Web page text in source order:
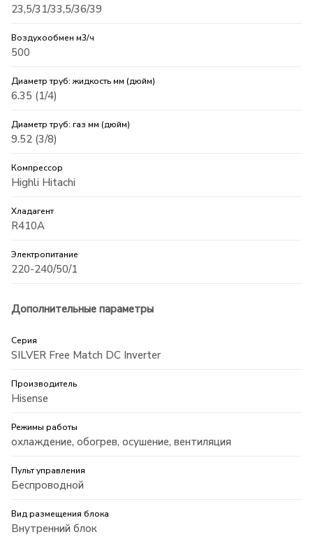
23,5/31/33,5/36/39
Воздухообмен м3/ч
500
Диаметр труб: жидкость мм (дюйм)
6.35 (1/4)
Диаметр труб: газ мм (дюйм)
9.52 (3/8)
Компрессор
Highli Hitachi
Хладагент
R410A
Электропитание
220-240/50/1
Дополнительные параметры
Серия
SILVER Free Match DC Inverter
Производитель
Hisense
Режимы работы
охлаждение, обогрев, осушение, вентиляция
Пульт управления
Беспроводной
Вид размещения блока
Внутренний блок